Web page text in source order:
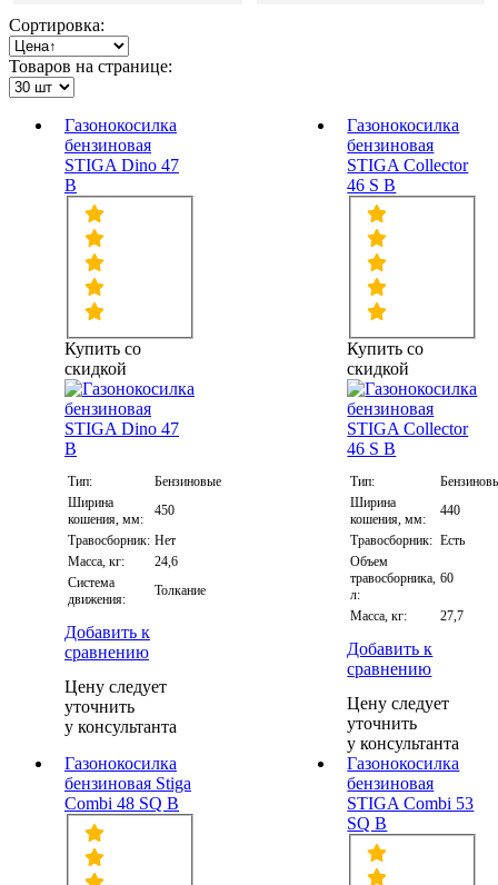
Сортировка:
Товаров на странице:
Газонокосилка
бензиновая
STIGA Dino 47
B
Купить со
скидкой
Тип:
Бензиновые
Ширина
кошения, мм:
450
Травосборник: Нет
Масса, кг:
24,6
Система
движения:
Толкание
Добавить к
сравнению
Цену следует
уточнить
у консультанта
Газонокосилка
бензиновая
STIGA Collector
46 S B
Купить со
скидкой
Тип:
Ширина
кошения, мм:
440
Травосборник: Есть
Объем
травосборника,
л:
60
Масса, кг: 27,7
Добавить к
сравнению
Цену следует
уточнить
у консультанта
Газонокосилка
бензиновая Stiga
Combi 48 SQ B
Газонокосилка
бензиновая
STIGA Combi 53
SQ B